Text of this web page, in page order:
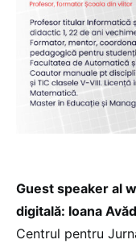
Guest speaker al
digitală: Ioana
Centrul pentru